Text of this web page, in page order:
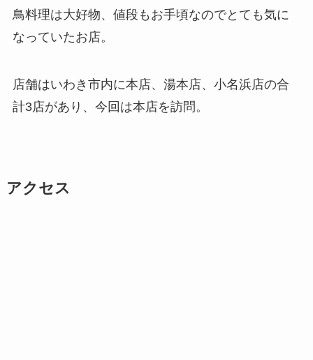
鳥料理は大好物、値段もお手頃なのでとても気に
なっていたお店。
店舗はいわき市内に本店、湯本店、小名浜店の合
計3店があり、今回は本店を訪問。
アクセス